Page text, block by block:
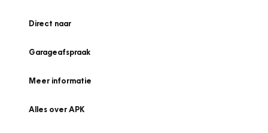
Direct naar
Garageafspraak
Meer informatie
Alles over APK